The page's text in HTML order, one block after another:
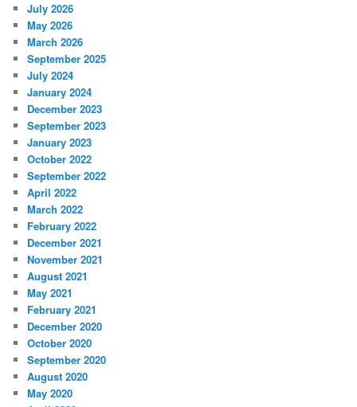
July 2026
May 2026
March 2026
September 2025
July 2024
January 2024
December 2023
September 2023
January 2023
October 2022
September 2022
April 2022
March 2022
February 2022
December 2021
November 2021
August 2021
May 2021
February 2021
December 2020
October 2020
September 2020
August 2020
May 2020